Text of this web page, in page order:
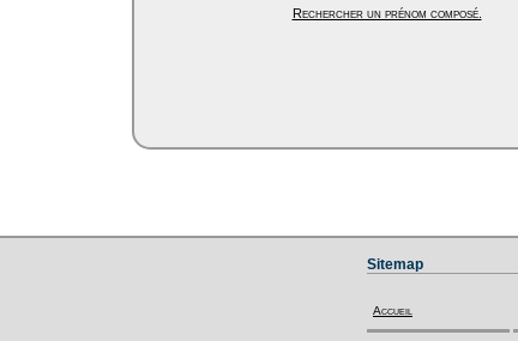
Rechercher un prénom composé.
Sitemap
Accueil